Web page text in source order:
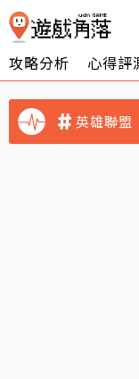
攻略分析 心得評
英雄聯盟